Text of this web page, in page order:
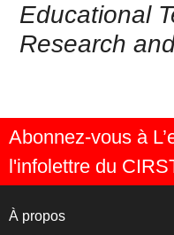
Educational
Research
Abonnez-vous à
l'infolettre du
À propos